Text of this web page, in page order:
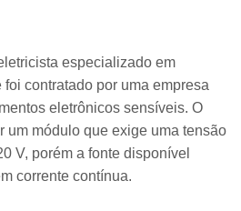
especializado em
contratado por uma empresa
eletrônicos sensíveis. O
um módulo que exige uma tensão
V, porém a fonte disponível
corrente contínua.